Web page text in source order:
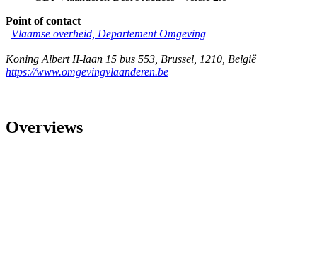
Point of contact
Vlaamse overheid, Departement Omgeving
Koning Albert II-laan 15 bus 553 Brussel 1210 België
https://www.omgevingvlaanderen.be
Overviews